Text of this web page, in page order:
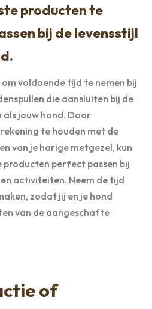
producten te
bij de levensstijl
voldoende tijd te nemen bij
die aansluiten bij de
als jouw hond. Door
te houden met de
van je harige metgezel, kun
perfect passen bij
activiteiten. Neem de tijd
zodat jij en je hond
van de aangeschafte
of